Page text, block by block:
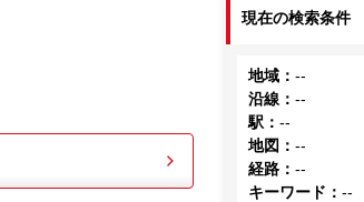
現在の検索条件
地域 ：--
沿線 ：--
駅 ：--
地図 ：--
経路 ：--
キーワード ：--